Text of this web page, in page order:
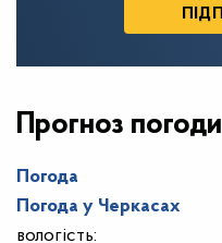
Прогноз погоди
Погода
Погода у Черкасах
вологість: